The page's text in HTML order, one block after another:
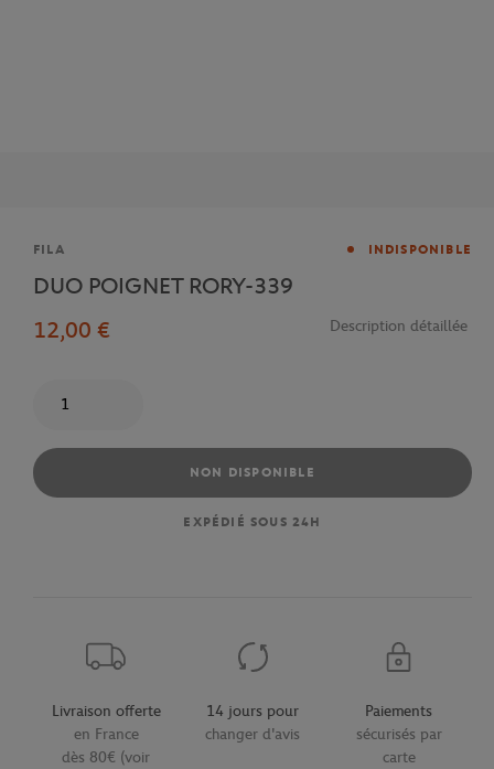
Marque
FILA INDISPONIBLE
DUO POIGNET RORY-339
12,00 €
Description détaillée
NON DISPONIBLE
EXPÉDIÉ SOUS 24H
Livraison offerte
en France
dès 80€ (voir
14 jours pour
changer d'avis
Paiements
sécurisés par
carte